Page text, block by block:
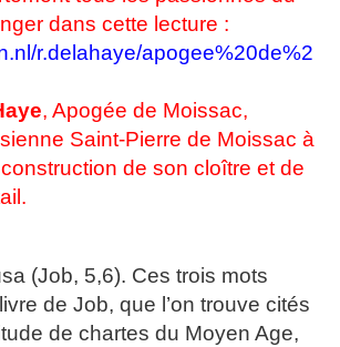
dans cette lecture :
r.delahaye/apogee%20de%2
, Apogée de Moissac,
Saint-Pierre de Moissac à
de son cloître et de
(Job, 5,6). Ces trois mots
de Job, que l’on trouve cités
de chartes du Moyen Age,